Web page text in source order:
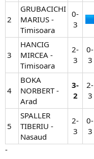
2
GRUBACICHI
MARIUS -
Timisoara
0-
3​
3
HANCIG
MIRCEA -
Timisoara
2-
3​
0-
3​
4
BOKA
NORBERT -
Arad
3-
2
2-
3​
5
SPALLER
TIBERIU -
Nasaud
2-
3​
0-
3​
-